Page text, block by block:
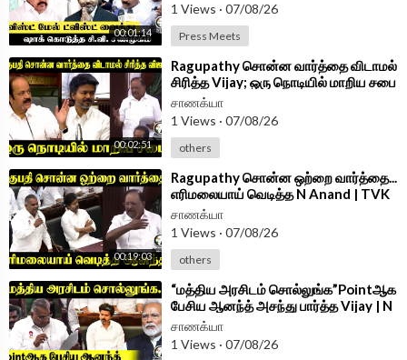
00:01:14
1 Views · 07/08/26
Press Meets
00:02:51
⁣Ragupathy சொன்ன வார்த்தை விடாமல்
சிரித்த Vijay; ஒரு நொடியில் மாறிய சபை
| TN Assembly 2026
சாணக்யா
1 Views · 07/08/26
others
00:19:03
⁣Ragupathy சொன்ன ஒற்றை வார்த்தை...
எரிமலையாய் வெடித்த N Anand | TVK
Govt | DMK | Assembly 2026
சாணக்யா
1 Views · 07/08/26
others
⁣“மத்திய அரசிடம் சொல்லுங்க”Pointஆக
பேசிய ஆனந்த் அசந்து பார்த்த Vijay | N
Anand Speech at TN Assembly
சாணக்யா
1 Views · 07/08/26